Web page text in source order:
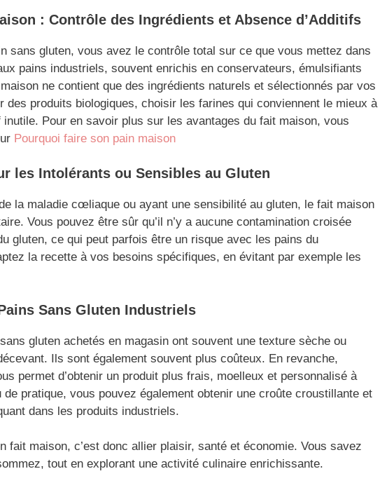
: Contrôle des Ingrédients et Absence d’Additifs
sans gluten, vous avez le contrôle total sur ce que vous mettez dans
pains industriels, souvent enrichis en conservateurs, émulsifiants
ne contient que des ingrédients naturels et sélectionnés par vos
des produits biologiques, choisir les farines qui conviennent le mieux à
Pour en savoir plus sur les avantages du fait maison, vous
Pourquoi faire son pain maison
les Intolérants ou Sensibles au Gluten
la maladie cœliaque ou ayant une sensibilité au gluten, le fait maison
Vous pouvez être sûr qu’il n’y a aucune contamination croisée
gluten, ce qui peut parfois être un risque avec les pains du
la recette à vos besoins spécifiques, en évitant par exemple les
Sans Gluten Industriels
gluten achetés en magasin ont souvent une texture sèche ou
Ils sont également souvent plus coûteux. En revanche,
permet d’obtenir un produit plus frais, moelleux et personnalisé à
pratique, vous pouvez également obtenir une croûte croustillante et
dans les produits industriels.
fait maison, c’est donc allier plaisir, santé et économie. Vous savez
tout en explorant une activité culinaire enrichissante.